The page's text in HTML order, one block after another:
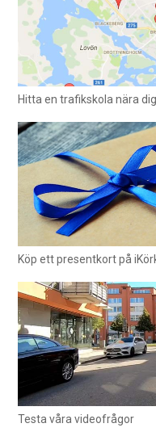
Hitta en trafikskola nära dig
Köp ett presentkort på
Testa våra videofrågor